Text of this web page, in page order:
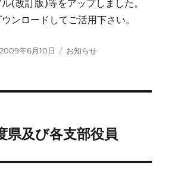
(改訂版)等をアップしました。
ンロードしてご活用下さい。
投
2009年6月10日
カ
お知らせ
県及び各支部役員